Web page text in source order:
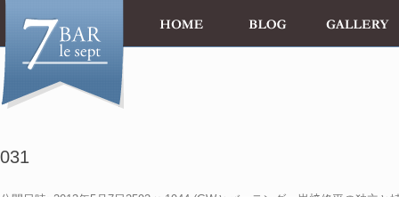
031